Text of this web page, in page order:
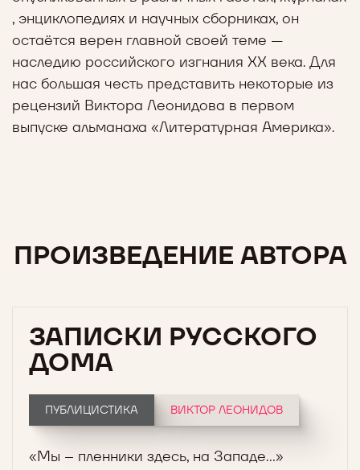
, энциклопедиях и научных сборниках, он
остаётся верен главной своей теме —
наследию российского изгнания ХХ века. Для
нас большая честь представить некоторые из
рецензий Виктора Леонидова в первом
выпуске альманаха «Литературная Америка».
ПРОИЗВЕДЕНИЕ АВТОРА
ЗАПИСКИ РУССКОГО
ДОМА
ПУБЛИЦИСТИКА ВИКТОР ЛЕОНИДОВ
«Мы – пленники здесь, на Западе…»